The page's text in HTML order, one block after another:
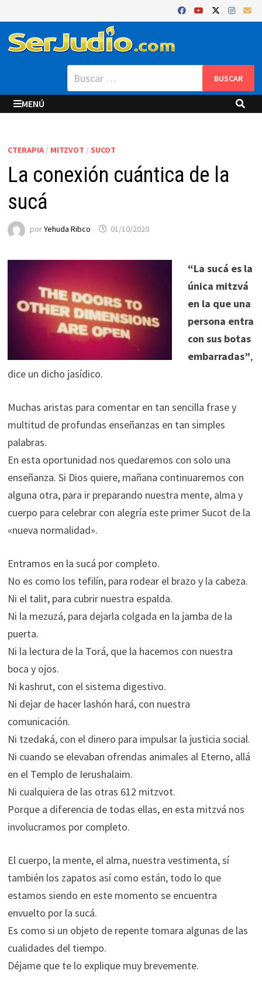
al
contenido
Buscar:
MENÚ
CTERAPIA/ MITZVOT / SUCOT
La conexión cuántica de la
sucá
porYehuda Ribco 01/10/2020
“La sucá es la
única mitzvá
en la que una
persona entra
con sus botas
embarradas”,
dice un dicho jasídico.
Muchas aristas para comentar en tan sencilla frase y
multitud de profundas enseñanzas en tan simples
palabras.
En esta oportunidad nos quedaremos con solo una
enseñanza. Si Dios quiere, mañana continuaremos con
alguna otra, para ir preparando nuestra mente, alma y
cuerpo para celebrar con alegría este primer Sucot de la
«nueva normalidad».
Entramos en la sucá por completo.
No es como los tefilín, para rodear el brazo y la cabeza.
Ni el talit, para cubrir nuestra espalda.
Ni la mezuzá, para dejarla colgada en la jamba de la
puerta.
Ni la lectura de la Torá, que la hacemos con nuestra
boca y ojos.
Ni kashrut, con el sistema digestivo.
Ni dejar de hacer lashón hará, con nuestra
comunicación.
Ni tzedaká, con el dinero para impulsar la justicia social.
Ni cuando se elevaban ofrendas animales al Eterno, allá
en el Templo de Ierushalaim.
Ni cualquiera de las otras 612 mitzvot.
Porque a diferencia de todas ellas, en esta mitzvá nos
involucramos por completo.
El cuerpo, la mente, el alma, nuestra vestimenta, sí
también los zapatos así como están, todo lo que
estamos siendo en este momento se encuentra
envuelto por la sucá.
Es como si un objeto de repente tomara algunas de las
cualidades del tiempo.
Déjame que te lo explique muy brevemente.